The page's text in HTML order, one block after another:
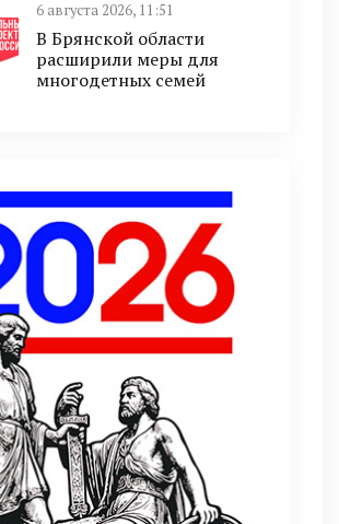
6 августа 2026, 11:51
В Брянской области
расширили меры для
многодетных семей